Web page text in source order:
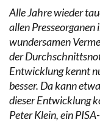
Alle Jahre wieder
allen
wundersamen
der
Entwicklung kennt
besser. Da kann
dieser Entwicklung
Peter Klein, ein